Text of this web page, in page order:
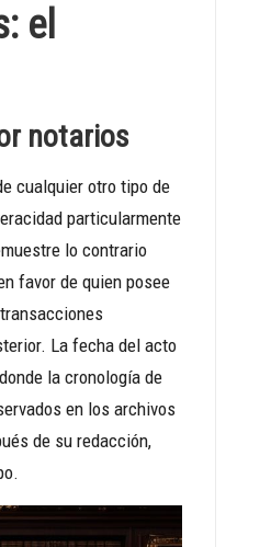
el
notarios
cualquier otro tipo de
particularmente
lo contrario
favor de quien posee
La fecha del acto
la cronología de
en los archivos
de su redacción,